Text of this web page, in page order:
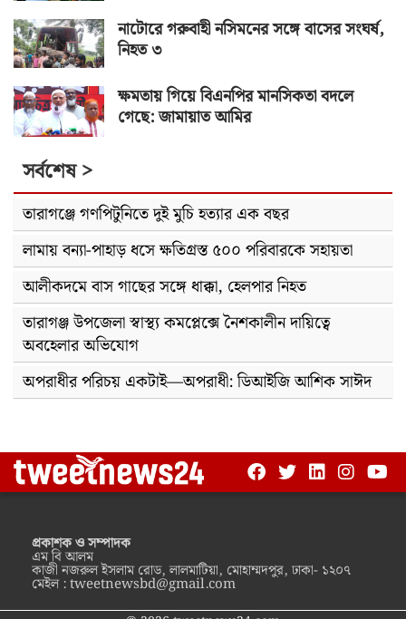
নাটোরে গরুবাহী নসিমনের সঙ্গে বাসের সংঘর্ষ,
নিহত ৩
ক্ষমতায় গিয়ে বিএনপির মানসিকতা বদলে
গেছে: জামায়াত আমির
সর্বশেষ >
তারাগঞ্জে গণপিটুনিতে দুই মুচি হত্যার এক বছর
লামায় বন্যা-পাহাড় ধসে ক্ষতিগ্রস্ত ৫০০ পরিবারকে সহায়তা
আলীকদমে বাস গাছের সঙ্গে ধাক্কা, হেলপার নিহত
তারাগঞ্জ উপজেলা স্বাস্থ্য কমপ্লেক্সে নৈশকালীন দায়িত্বে
অবহেলার অভিযোগ
অপরাধীর পরিচয় একটাই—অপরাধী: ডিআইজি আশিক সাঈদ
প্রকাশক ও সম্পাদক
এম বি আলম
কাজী নজরুল ইসলাম রোড, লালমাটিয়া, মোহাম্মদপুর, ঢাকা- ১২০৭
মেইল :tweetnewsbd@gmail.com